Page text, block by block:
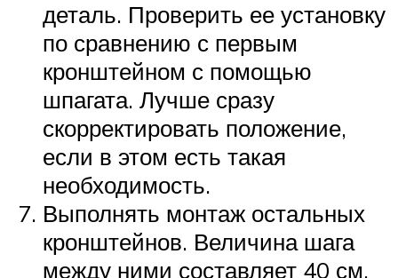
деталь. Проверить ее установку
по сравнению с первым
кронштейном с помощью
шпагата. Лучше сразу
скорректировать положение,
если в этом есть такая
необходимость.
Выполнять монтаж остальных
кронштейнов. Величина шага
между ними составляет 40 см.